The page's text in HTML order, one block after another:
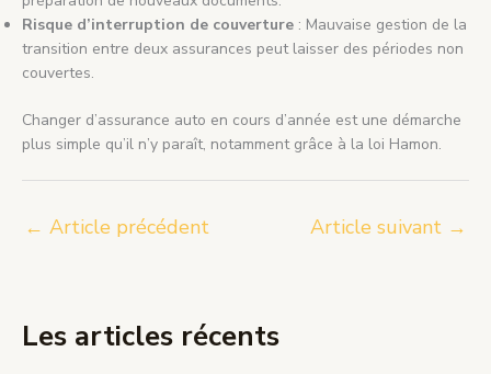
Risque d’interruption de couverture : Mauvaise gestion de la
transition entre deux assurances peut laisser des périodes non
couvertes.
Changer d’assurance auto en cours d’année est une démarche
plus simple qu’il n’y paraît, notamment grâce à la loi Hamon.
← Article précédent Article suivant →
Les articles récents